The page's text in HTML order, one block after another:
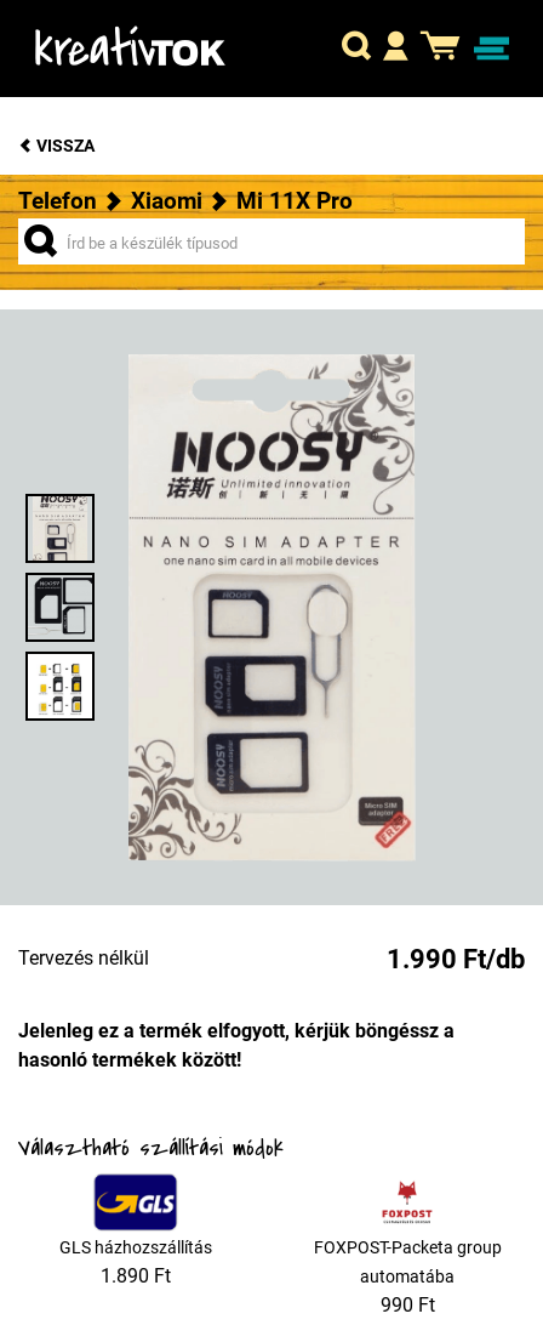
VISSZA
Telefon Xiaomi Mi 11X Pro
Tervezés nélkül 1.990 Ft/db
Jelenleg ez a termék elfogyott, kérjük böngéssz a
hasonló termékek között!
Választható szállítási módok
GLS házhozszállítás
1.890 Ft
FOXPOST-Packeta group
automatába
990 Ft